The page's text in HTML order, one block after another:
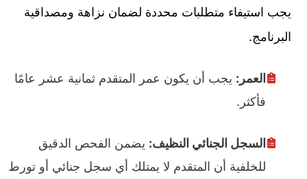
يجب استيفاء متطلبات محددة لضمان نزاهة ومصداقية
البرنامج.
العمر:يجب أن يكون عمر المتقدم ثمانية عشر عامًا
فأكثر.
السجل الجنائي النظيف:يضمن الفحص الدقيق
للخلفية أن المتقدم لا يمتلك أي سجل جنائي أو تورط